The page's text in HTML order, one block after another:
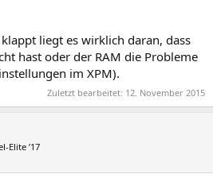
liegt es wirklich daran, dass
hast oder der RAM die Probleme
im XPM).
Zuletzt bearbeitet: 12. November 2015
Elite ’17